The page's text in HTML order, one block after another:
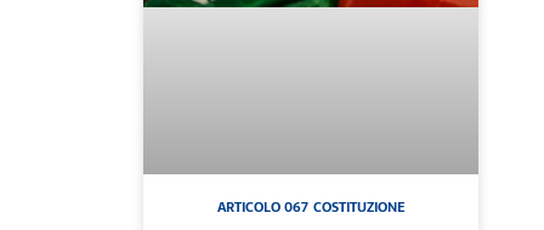
ARTICOLO 067 COSTITUZIONE